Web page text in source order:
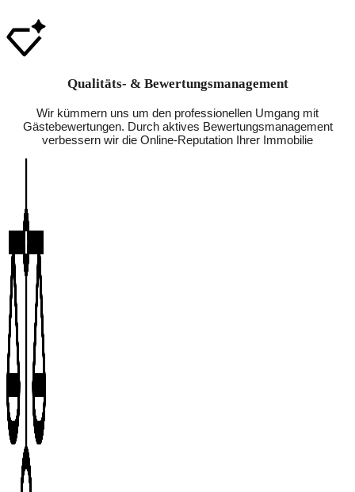
Qualitäts- & Bewertungsmanagement
Wir kümmern uns um den professionellen Umgang mit
Gästebewertungen. Durch aktives Bewertungsmanagement
verbessern wir die Online-Reputation Ihrer Immobilie